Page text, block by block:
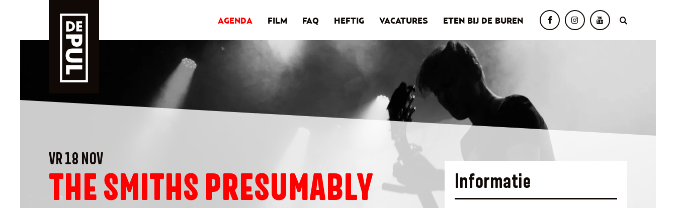
AGENDA FILM FAQ HEFTIG VACATURES ETEN BIJ DE BUREN
VR 18 NOV
THE SMITHS PRESUMABLY Informatie